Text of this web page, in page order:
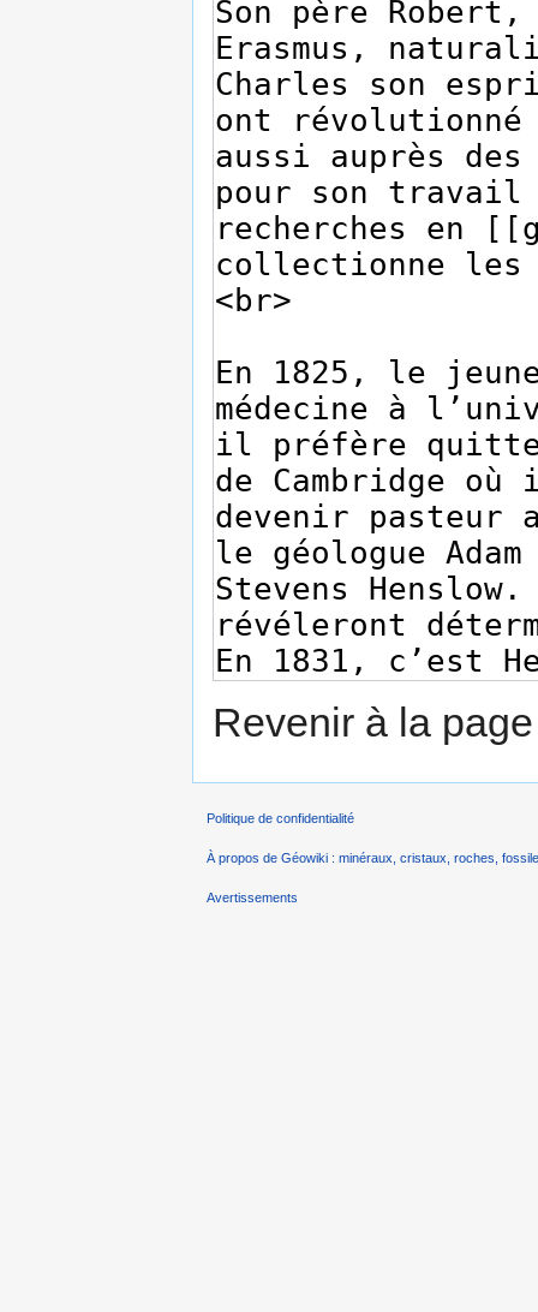
Revenir à la
Politique de confidentialité
À propos de Géowiki : minéraux, cristaux, roches,
Avertissements